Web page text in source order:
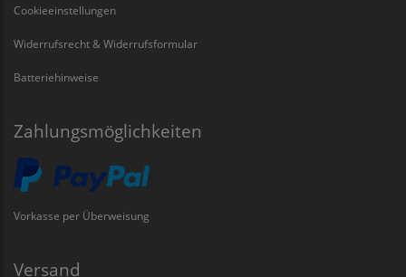
Cookieeinstellungen
Widerrufsrecht & Widerrufsformular
Batteriehinweise
Zahlungsmöglichkeiten
Vorkasse per Überweisung
Versand